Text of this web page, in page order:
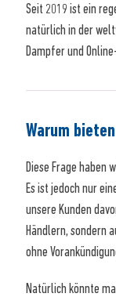
Seit 2019 ist ein
natürlich in der
Dampfer und
Warum
Diese Frage
Es ist jedoch nur
unsere Kunden
Händlern, sondern
ohne
Natürlich könnte